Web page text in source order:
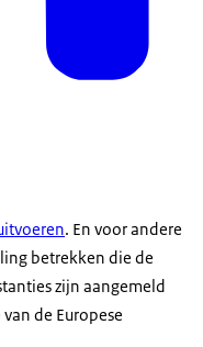
. En voor andere
betrekken die de
zijn aangemeld
de Europese